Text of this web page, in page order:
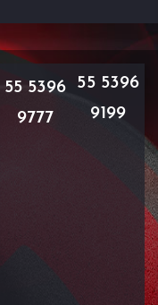
55 5396
9777
55 5396
9199